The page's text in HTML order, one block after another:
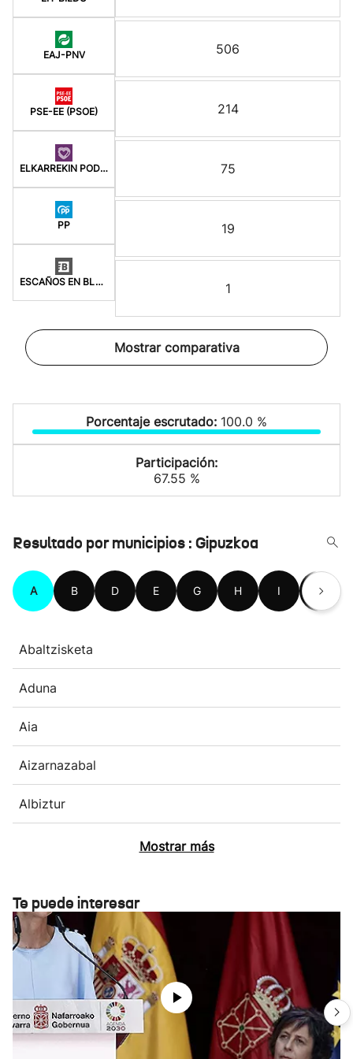
EAJ-PNV
PSE-EE (PSOE)
ELKARREKIN PODEMOS
PP
ESCAÑOS EN BLANCO
506
214
75
19
1
Mostrar comparativa
Porcentaje escrutado: 100.0 %
Participación:
67.55 %
Resultado por municipios : Gipuzkoa
A B D E G H I L
Abaltzisketa
Aduna
Aia
Aizarnazabal
Albiztur
Mostrar más
Te puede interesar